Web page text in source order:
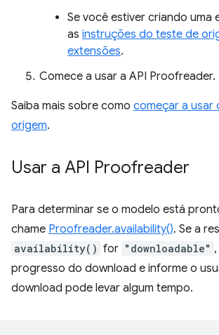
Se você estiver criando uma
as instruções do teste de
extensões.
Comece a usar a API Proofreader.
Saiba mais sobre como começar a usar
origem.
Usar a API Proofreader
Para determinar se o modelo está
chame Proofreader.availability(). Se a
availability() for "downloadable"
progresso do download e informe o
download pode levar algum tempo.